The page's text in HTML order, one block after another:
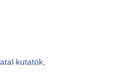
kutatók,